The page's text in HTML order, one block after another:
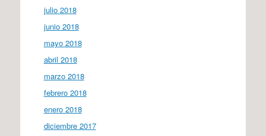
julio 2018
junio 2018
mayo 2018
abril 2018
marzo 2018
febrero 2018
enero 2018
diciembre 2017